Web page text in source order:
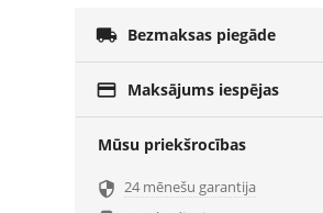
 Bezmaksas piegāde
 Maksājums iespējas
Mūsu priekšrocības
 24 mēnešu garantija